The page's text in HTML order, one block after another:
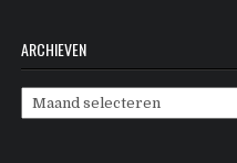
ARCHIEVEN
Archieven